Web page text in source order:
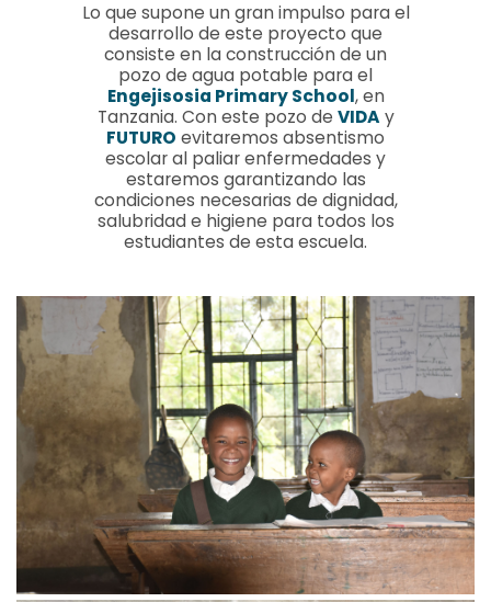
Lo que supone un gran impulso para el
desarrollo de este proyecto que
consiste en la construcción de un
pozo de agua potable para el
Engejisosia Primary School, en
Tanzania. Con este pozo de VIDAy
FUTURO evitaremos absentismo
escolar al paliar enfermedades y
estaremos garantizando las
condiciones necesarias de dignidad,
salubridad e higiene para todos los
estudiantes de esta escuela.